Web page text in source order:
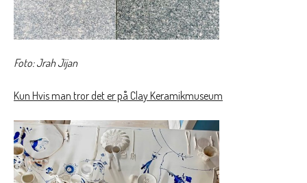
Foto: Jrah Jijan
Kun Hvis man tror det er på Clay Keramikmuseum